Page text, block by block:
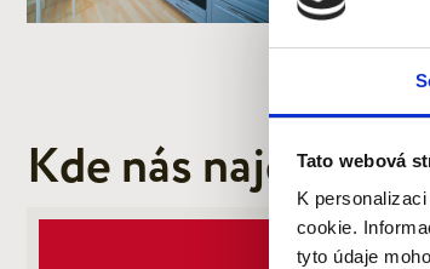
Tato webová
K
cookie.
tyto údaje
Kde nás najdete